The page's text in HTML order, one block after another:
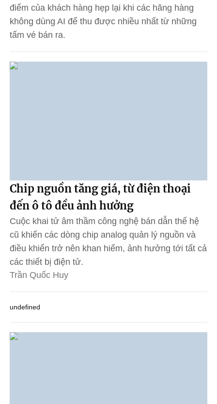
điểm của khách hàng hẹp lại khi các hãng hàng
không dùng AI để thu được nhiều nhất từ những
tấm vé bán ra.
Chip nguồn tăng giá, từ điện thoại
đến ô tô đều ảnh hưởng
Cuộc khai tử âm thầm công nghệ bán dẫn thế hệ
cũ khiến các dòng chip analog quản lý nguồn và
điều khiển trở nên khan hiếm, ảnh hưởng tới tất cả
các thiết bị điện tử.
Trần Quốc Huy
undefined